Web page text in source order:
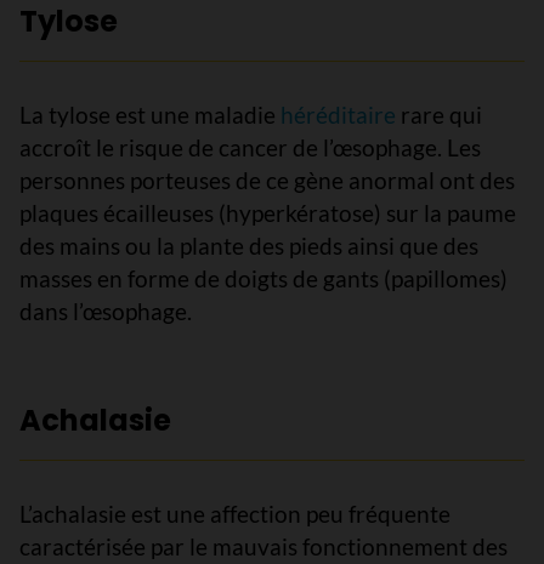
Tylose
La tylose est une maladie héréditaire rare qui
accroît le risque de cancer de l’œsophage. Les
personnes porteuses de ce gène anormal ont des
plaques écailleuses (hyperkératose) sur la paume
des mains ou la plante des pieds ainsi que des
masses en forme de doigts de gants (papillomes)
dans l’œsophage.
Achalasie
L’achalasie est une affection peu fréquente
caractérisée par le mauvais fonctionnement des